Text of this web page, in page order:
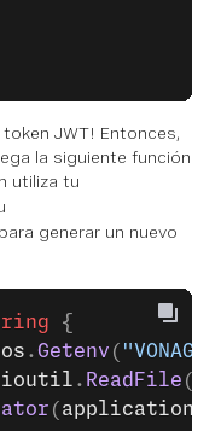
JWT! Entonces,
la siguiente función
utiliza tu
para generar un nuevo
{
os .Getenv (
ioutil . ReadFile (
( applicationId